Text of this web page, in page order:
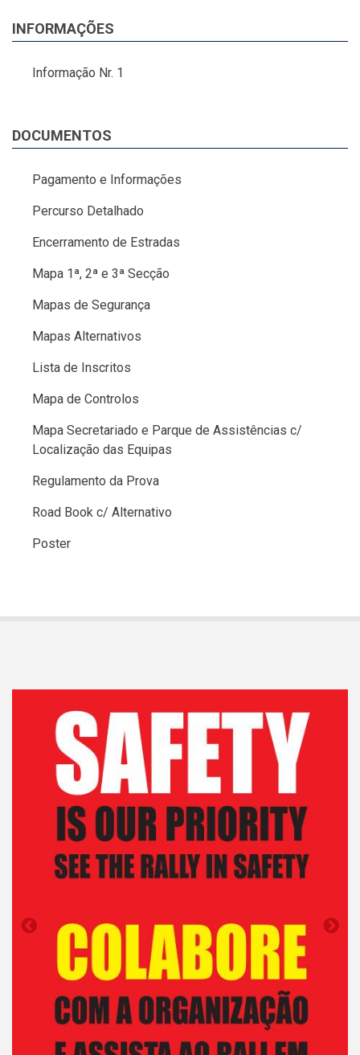
INFORMAÇÕES
Informação Nr. 1
DOCUMENTOS
Pagamento e Informações
Percurso Detalhado
Encerramento de Estradas
Mapa 1ª, 2ª e 3ª Secção
Mapas de Segurança
Mapas Alternativos
Lista de Inscritos
Mapa de Controlos
Mapa Secretariado e Parque de Assistências c/
Localização das Equipas
Regulamento da Prova
Road Book c/ Alternativo
Poster